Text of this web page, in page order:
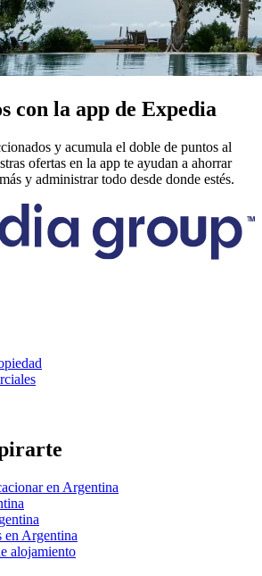
con la app de Expedia
y acumula el doble de puntos al
ofertas en la app te ayudan a ahorrar
y administrar todo desde donde estés.
en Argentina
en Argentina
alojamiento